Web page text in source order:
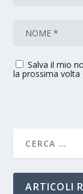
Salva il mio
la prossima
ARTICOLI